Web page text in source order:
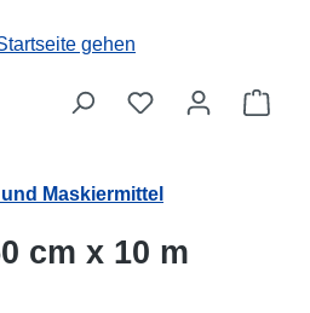
Maskiermittel
cm x 10 m